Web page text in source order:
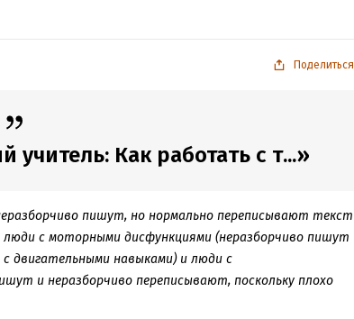
Поделиться
Как работать с т...»
пишут, но нормально переписывают текст
с моторными дисфункциями (неразборчиво пишут
двигательными навыками) и люди с
и неразборчиво переписывают, поскольку плохо